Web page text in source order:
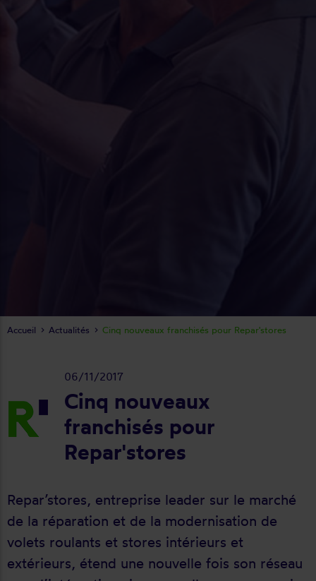
06/11/2017
Cinq nouveaux
franchisés pour
Repar'stores
Repar’stores, entreprise leader sur le marché
de la réparation et de la modernisation de
volets roulants et stores intérieurs et
extérieurs, étend une nouvelle fois son réseau
Accueil Actualités Cinq nouveaux franchisés pour Repar'stores